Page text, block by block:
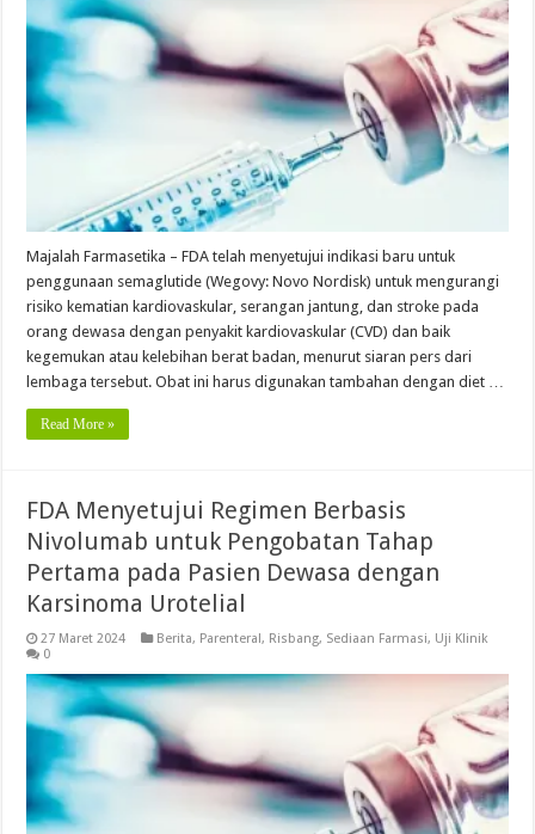
Majalah Farmasetika – FDA telah menyetujui indikasi baru untuk
penggunaan semaglutide (Wegovy: Novo Nordisk) untuk mengurangi
risiko kematian kardiovaskular, serangan jantung, dan stroke pada
orang dewasa dengan penyakit kardiovaskular (CVD) dan baik
kegemukan atau kelebihan berat badan, menurut siaran pers dari
lembaga tersebut. Obat ini harus digunakan tambahan dengan diet …
Read More »
FDA Menyetujui Regimen Berbasis
Nivolumab untuk Pengobatan Tahap
Pertama pada Pasien Dewasa dengan
Karsinoma Urotelial
27 Maret 2024 Berita, Parenteral, Risbang, Sediaan Farmasi, Uji Klinik
0